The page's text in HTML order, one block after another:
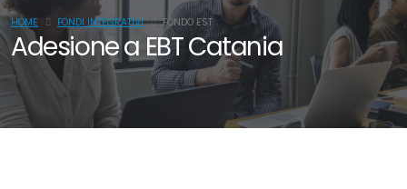
Adesione a EBT Catania
HOME FONDI INTEGRATIVI FONDO EST